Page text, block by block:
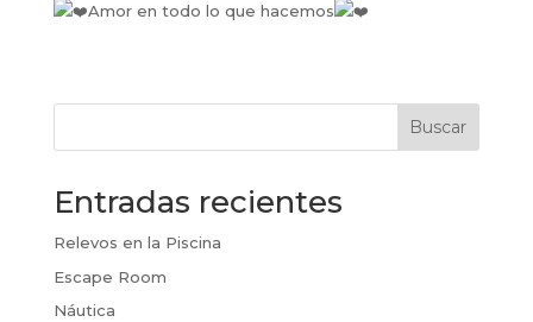
Amor en todo lo que hacemos
Buscar
Entradas recientes
Relevos en la Piscina
Escape Room
Náutica